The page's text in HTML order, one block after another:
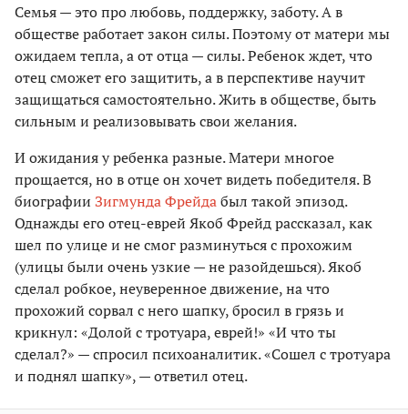
Семья — это про любовь, поддержку, заботу. А в
обществе работает закон силы. Поэтому от матери мы
ожидаем тепла, а от отца — силы. Ребенок ждет, что
отец сможет его защитить, а в перспективе научит
защищаться самостоятельно. Жить в обществе, быть
сильным и реализовывать свои желания.
И ожидания у ребенка разные. Матери многое
прощается, но в отце он хочет видеть победителя. В
биографии Зигмунда Фрейдабыл такой эпизод.
Однажды его отец-еврей Якоб Фрейд рассказал, как
шел по улице и не смог разминуться с прохожим
(улицы были очень узкие — не разойдешься). Якоб
сделал робкое, неуверенное движение, на что
прохожий сорвал с него шапку, бросил в грязь и
крикнул: «Долой с тротуара, еврей!» «И что ты
сделал?» — спросил психоаналитик. «Сошел с тротуара
и поднял шапку», — ответил отец.